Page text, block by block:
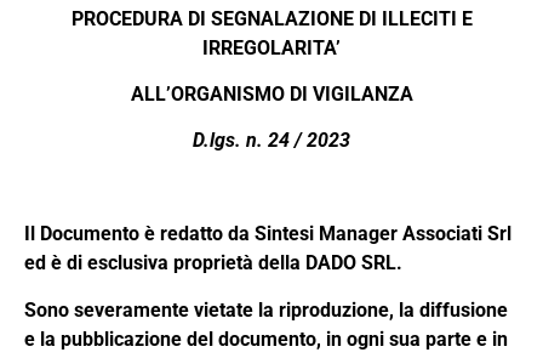
PROCEDURA DI SEGNALAZIONE DI ILLECITI E
IRREGOLARITA’
ALL’ORGANISMO DI VIGILANZA
D.lgs. n. 24 / 2023
Il Documento è redatto da Sintesi Manager Associati Srl
ed è di esclusiva proprietà della DADO SRL.
Sono severamente vietate la riproduzione, la diffusione
e la pubblicazione del documento, in ogni sua parte e in